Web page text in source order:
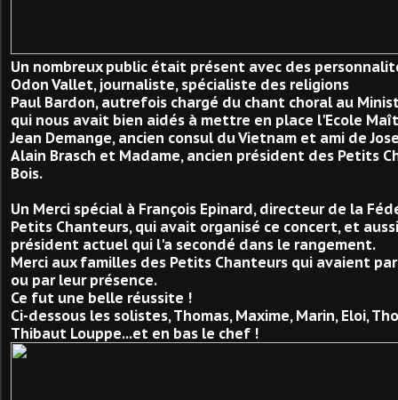
Un nombreux public était présent avec des
Odon Vallet, journaliste, spécialiste des religions
Paul Bardon, autrefois chargé du chant choral au
qui nous avait bien aidés à mettre en place l'Ecole
Jean Demange, ancien consul du Vietnam et ami de
Alain Brasch et Madame, ancien président des Petits
Bois.
Un Merci spécial à François Epinard, directeur de la
Petits Chanteurs, qui avait organisé ce concert, et
président actuel qui l'a secondé dans le rangement.
Merci aux familles des Petits Chanteurs qui avaient
ou par leur présence.
Ce fut une belle réussite !
Ci-dessous les solistes, Thomas, Maxime, Marin, Eloi,
Thibaut Louppe...et en bas le chef !